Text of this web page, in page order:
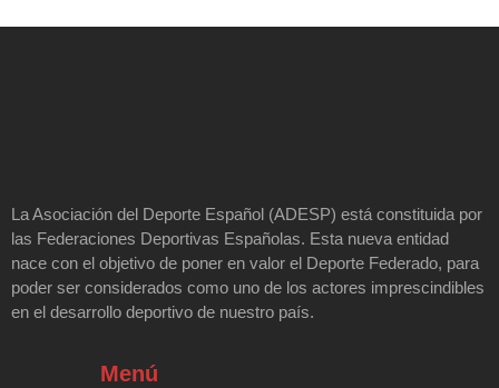
La Asociación del Deporte Español (ADESP) está constituida por
las Federaciones Deportivas Españolas. Esta nueva entidad
nace con el objetivo de poner en valor el Deporte Federado, para
poder ser considerados como uno de los actores imprescindibles
en el desarrollo deportivo de nuestro país.
Menú